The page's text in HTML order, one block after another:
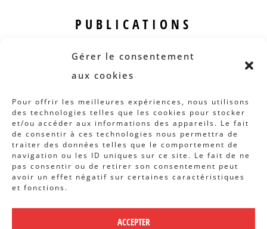
Gérer le consentement
aux cookies
Pour offrir les meilleures expériences, nous utilisons
des technologies telles que les cookies pour stocker
et/ou accéder aux informations des appareils. Le fait
de consentir à ces technologies nous permettra de
traiter des données telles que le comportement de
navigation ou les ID uniques sur ce site. Le fait de ne
pas consentir ou de retirer son consentement peut
avoir un effet négatif sur certaines caractéristiques
et fonctions.
ACCEPTER
PUBLICATIONS
Revue B.I.S.
Rapports et analyses
Articles
AUTRES INFOS
Actions
Concertation
Archives